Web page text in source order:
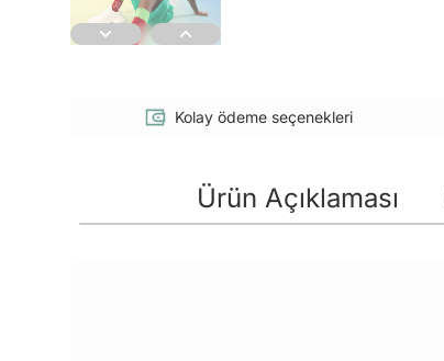
Kolay ödeme seçenekleri
Ürün Açıklaması